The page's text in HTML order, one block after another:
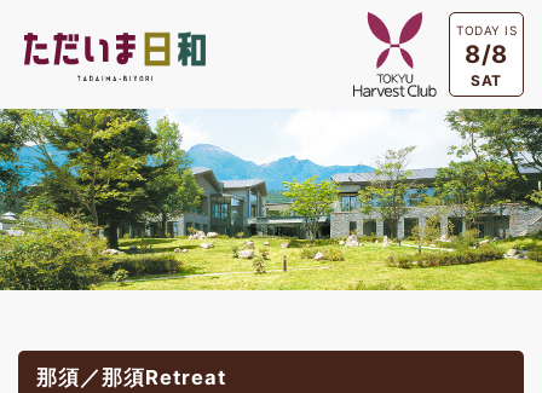
TODAY IS
8/8
SAT
那須／那須Retreat